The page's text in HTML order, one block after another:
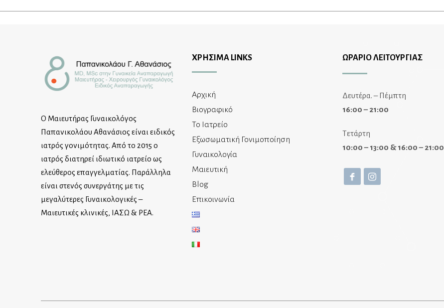
Ο Μαιευτήρας Γυναικολόγος
Παπανικολάου Αθανάσιος είναι ειδικός
ιατρός γονιμότητας. Από το 2015 ο
ιατρός διατηρεί ιδιωτικό ιατρείο ως
ελεύθερος επαγγελματίας. Παράλληλα
είναι στενός συνεργάτης με τις
μεγαλύτερες Γυναικολογικές –
Μαιευτικές κλινικές, ΙΑΣΩ & ΡΕΑ.
ΧΡΗΣΙΜΑ LINKS
Αρχική
Βιογραφικό
Το Ιατρείο
Εξωσωματική Γονιμοποίηση
Γυναικολογία
Μαιευτική
Blog
Επικοινωνία
ΩΡΑΡΙΟ ΛΕΙΤΟΥΡΓΙΑΣ
Δευτέρα. – Πέμπτη
16:00 – 21:00
Τετάρτη
10:00 – 13:00 & 16:00 – 21:00